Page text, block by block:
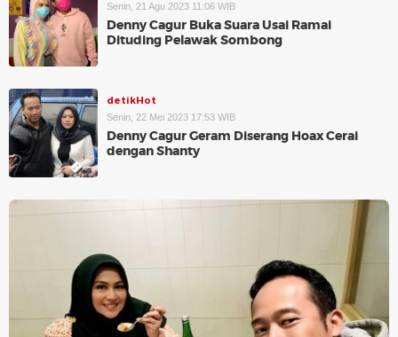
Senin, 21 Agu 2023 11:06 WIB
Denny Cagur Buka Suara Usai Ramai
Dituding Pelawak Sombong
detikHot
Senin, 22 Mei 2023 17:53 WIB
Denny Cagur Geram Diserang Hoax Cerai
dengan Shanty